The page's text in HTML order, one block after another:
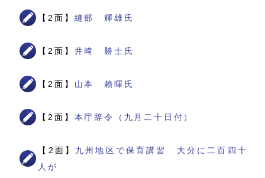
【2面】 縫部 輝雄氏
【2面】 井﨑 勝士氏
【2面】 山本 賴暉氏
【2面】 本庁辞令（九月二十日付）
【2面】 九州地区で保育講習 大分に二百四十
人が